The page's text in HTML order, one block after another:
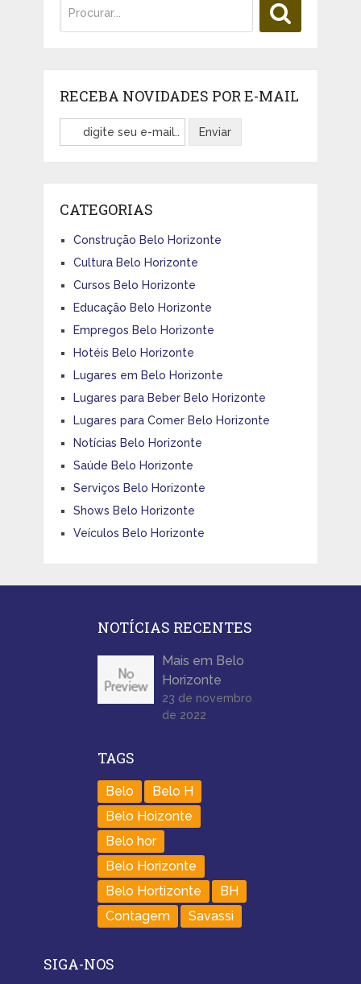
RECEBA NOVIDADES POR E-MAIL
CATEGORIAS
Construção Belo Horizonte
Cultura Belo Horizonte
Cursos Belo Horizonte
Educação Belo Horizonte
Empregos Belo Horizonte
Hotéis Belo Horizonte
Lugares em Belo Horizonte
Lugares para Beber Belo Horizonte
Lugares para Comer Belo Horizonte
Notícias Belo Horizonte
Saúde Belo Horizonte
Serviços Belo Horizonte
Shows Belo Horizonte
Veículos Belo Horizonte
NOTÍCIAS RECENTES
Mais em Belo
Horizonte
23 de novembro
de 2022
TAGS
Belo
Belo H
Belo Hoizonte
Belo hor
Belo Horizonte
Belo Hortizonte
BH
Contagem
Savassi
SIGA-NOS